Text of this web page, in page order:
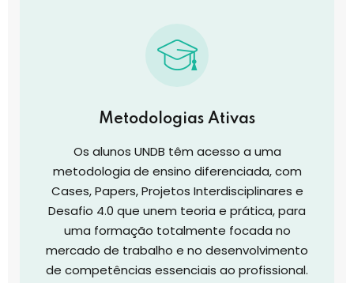
Metodologias Ativas
Os alunos UNDB têm acesso a uma
metodologia de ensino diferenciada, com
Cases, Papers, Projetos Interdisciplinares e
Desafio 4.0 que unem teoria e prática, para
uma formação totalmente focada no
mercado de trabalho e no desenvolvimento
de competências essenciais ao profissional.